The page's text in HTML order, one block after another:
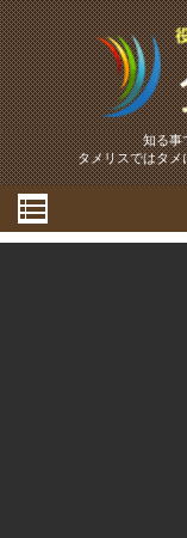
知る事
タメリスではタメ